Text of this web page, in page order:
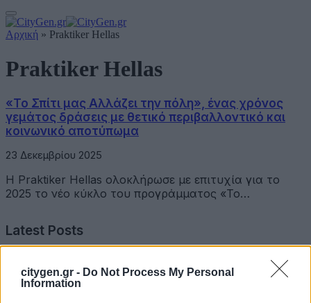
citygen.gr - Do Not Process My Personal
Information
Αρχική » Praktiker Hellas
Praktiker Hellas
«Το Σπίτι μας Αλλάζει την πόλη», ένας χρόνος
γεμάτος δράσεις με θετικό περιβαλλοντικό και
κοινωνικό αποτύπωμα
23 Δεκεμβρίου 2025
Η Praktiker Hellas ολοκλήρωσε με επιτυχία για το
2025 το νέο κύκλο του προγράμματος «Το…
Latest Posts
Επιμελητήριο Αχαΐας: Πρόταση για τη δημιουργία
Δικτύου Γαλάζιας Οικονομίας Δυτικής Ελλάδας